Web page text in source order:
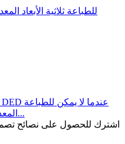
المعدنية ثلاثية الأبعاد أن تحل محل اللحام...
اشترك للحصول على نصائح